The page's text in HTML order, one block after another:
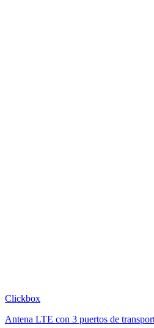
Clickbox
Antena LTE con 3 puertos de